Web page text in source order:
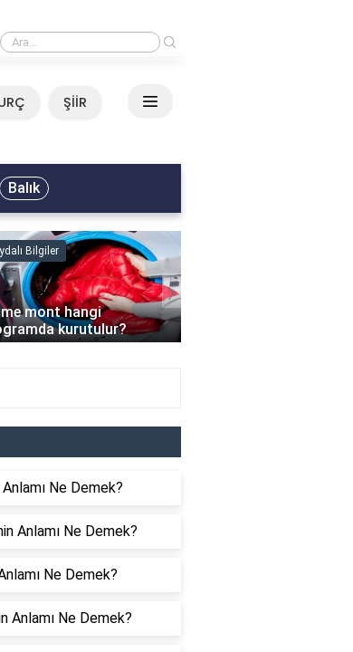
- Tavla Sözleri
ŞİİR
Balık
Bilgiler
mont hangi
kurutulur?
›
Ne Demek?
Anlamı Ne Demek?
Ne Demek?
Anlamı Ne Demek?